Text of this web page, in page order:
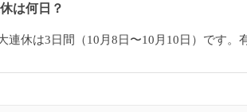
は何日？
連休は3日間（10月8日〜10月10日）です